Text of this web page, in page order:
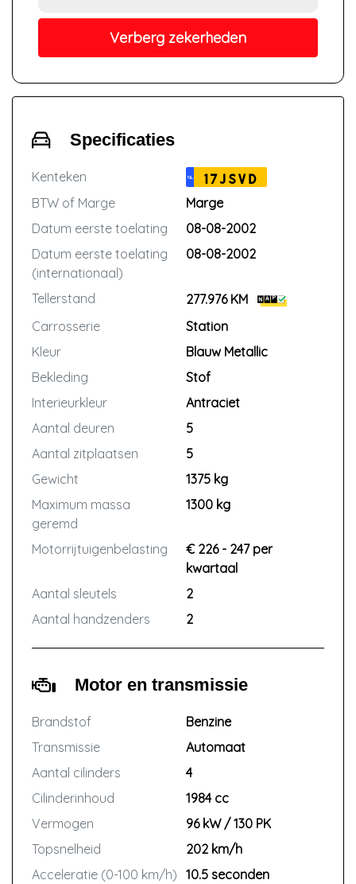
Verberg zekerheden
Specificaties
Kenteken NL
17JSVD
BTW of Marge
Marge
Datum eerste toelating
08-08-2002
Datum eerste toelating
(internationaal)
08-08-2002
Tellerstand
277.976 KM
Carrosserie
Station
Kleur
Blauw Metallic
Bekleding
Stof
Interieurkleur
Antraciet
Aantal deuren
5
Aantal zitplaatsen
5
Gewicht
1375 kg
Maximum massa
geremd
1300 kg
Motorrijtuigenbelasting
€ 226 - 247 per
kwartaal
Aantal sleutels
2
Aantal handzenders
2
Motor en transmissie
Brandstof
Benzine
Transmissie
Automaat
Aantal cilinders
4
Cilinderinhoud
1984 cc
Vermogen
96 kW / 130 PK
Topsnelheid
202 km/h
Acceleratie (0-100 km/h) 10.5 seconden